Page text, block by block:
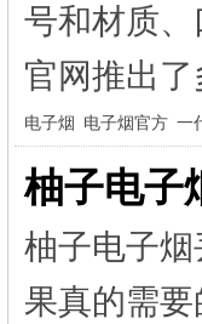
号和材质
官网推出
电子烟 电子烟官方 一
柚子电子
柚子电子
果真的需